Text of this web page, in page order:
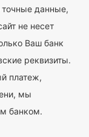
данные,
не несет
Ваш банк
реквизиты.
платеж,
мы
банком.